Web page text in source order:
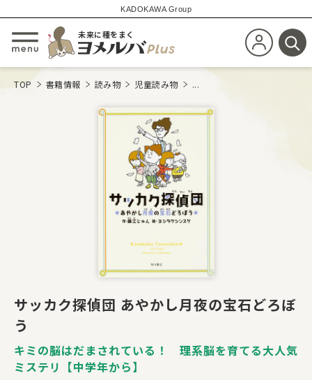
KADOKAWA Group
メニューを開閉する
未来に種をまく
新規会員登
検
TOP 書籍情報 読み物 児童読み物 ...
サッカク探偵団 あやかし月夜の宝石どろぼ
う
キミの脳はだまされている！ 理系脳を育てる大人気
ミステリ【中学年から】